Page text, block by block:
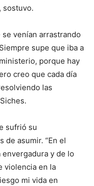
sostuvo.
venían arrastrando
supe que iba a
porque hay
creo que cada día
las
sufrió su
de asumir. “En el
envergadura y de lo
violencia en la
mi vida en